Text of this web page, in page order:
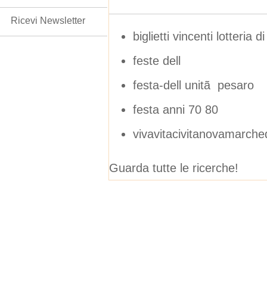
biglietti vincenti lotteria di
feste dell
festa-dell unitã pesaro
festa anni 70 80
Guarda tutte le ricerche!
Ricevi Newsletter